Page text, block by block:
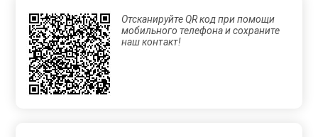
Отправляя
данные,
Вы
соглашаетесь
с
Правилами
Отсканируйте QR код при помощи
мобильного телефона и сохраните
наш контакт!